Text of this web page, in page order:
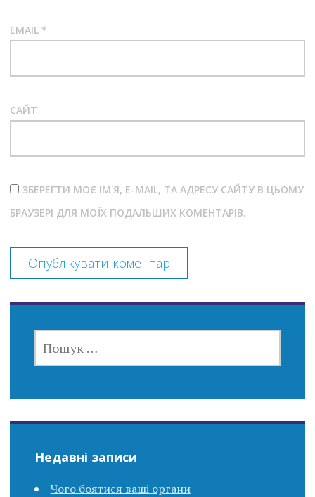
EMAIL *
САЙТ
ЗБЕРЕГТИ МОЄ ІМ'Я, E-MAIL, ТА АДРЕСУ САЙТУ В ЦЬОМУ
БРАУЗЕРІ ДЛЯ МОЇХ ПОДАЛЬШИХ КОМЕНТАРІВ.
Недавні записи
Чого боятися ваші органи